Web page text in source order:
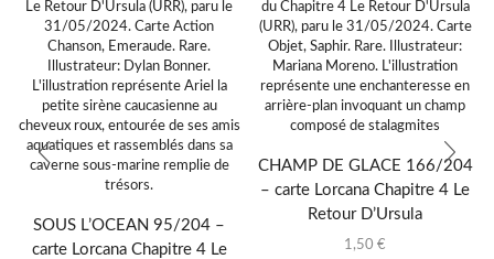
SOUS L’OCEAN 95/204 –
carte Lorcana Chapitre 4 Le
CHAMP DE GLACE 166/204
– carte Lorcana Chapitre 4 Le
Retour D’Ursula
1,50 €